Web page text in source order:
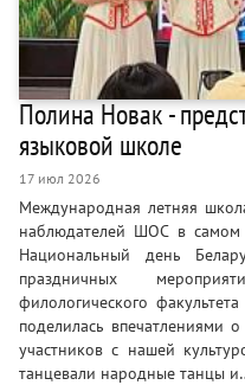
Полина Новак -
языковой школе
17 июл 2026
Международная летняя
наблюдателей ШОС в самом
Национальный день
праздничных
филологического
поделилась впечатлениями
участников с нашей
танцевали народные танцы